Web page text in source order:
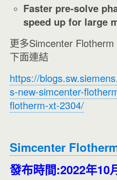
Faster pre-solve
speed up for large
更多Simcenter
下面連結
https://
s-new-simcenter-
flotherm-xt-2304/
Simcenter
發布時間:2022年10